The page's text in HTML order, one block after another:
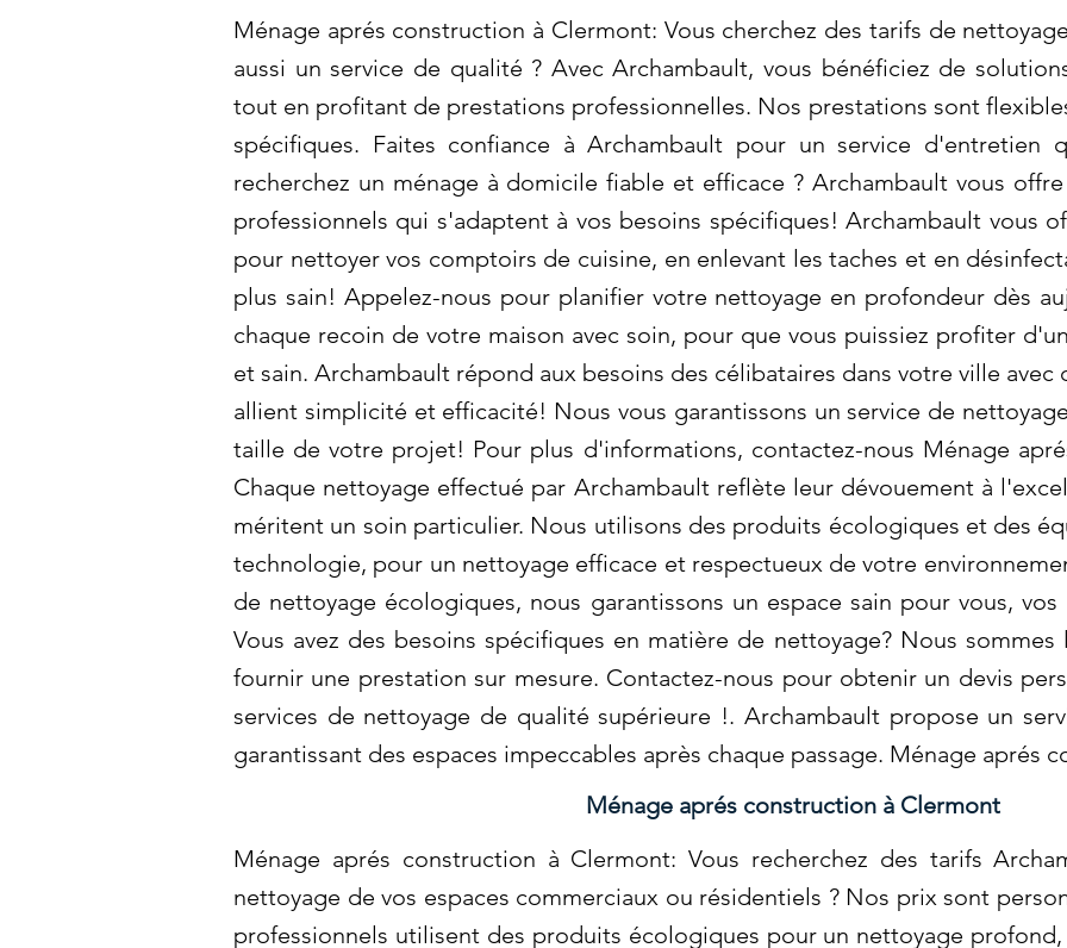
Ménage aprés construction à Clermont: Vous cherchez des tarifs de
aussi un service de qualité ? Avec Archambault, vous bénéficiez de
tout en profitant de prestations professionnelles. Nos prestations sont
spécifiques. Faites confiance à Archambault pour un service d'entretien
recherchez un ménage à domicile fiable et efficace ? Archambault vous
professionnels qui s'adaptent à vos besoins spécifiques! Archambault vous
pour nettoyer vos comptoirs de cuisine, en enlevant les taches et en
plus sain! Appelez-nous pour planifier votre nettoyage en profondeur dès
chaque recoin de votre maison avec soin, pour que vous puissiez profiter
et sain. Archambault répond aux besoins des célibataires dans votre ville avec
allient simplicité et efficacité! Nous vous garantissons un service de
taille de votre projet! Pour plus d'informations, contactez-nous Ménage
Chaque nettoyage effectué par Archambault reflète leur dévouement à
méritent un soin particulier. Nous utilisons des produits écologiques et des
technologie, pour un nettoyage efficace et respectueux de votre
de nettoyage écologiques, nous garantissons un espace sain pour vous,
Vous avez des besoins spécifiques en matière de nettoyage? Nous
fournir une prestation sur mesure. Contactez-nous pour obtenir un devis
services de nettoyage de qualité supérieure !. Archambault propose un
garantissant des espaces impeccables après chaque passage. Ménage aprés
Ménage aprés construction à Clermont
Ménage aprés construction à Clermont: Vous recherchez des tarifs
nettoyage de vos espaces commerciaux ou résidentiels ? Nos prix sont
professionnels utilisent des produits écologiques pour un nettoyage